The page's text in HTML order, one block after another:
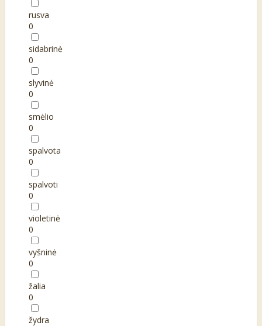
rusva
0
sidabrinė
0
slyvinė
0
smėlio
0
spalvota
0
spalvoti
0
violetinė
0
vyšninė
0
žalia
0
žydra